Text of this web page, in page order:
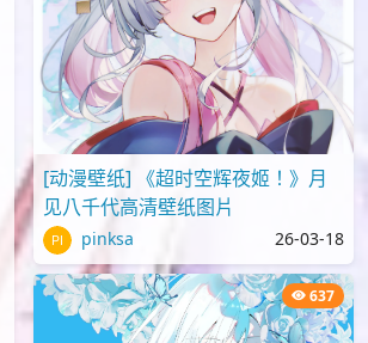
[动漫壁纸] 《超时空辉夜姬！》月
见八千代高清壁纸图片
pinksa 26-03-18
637